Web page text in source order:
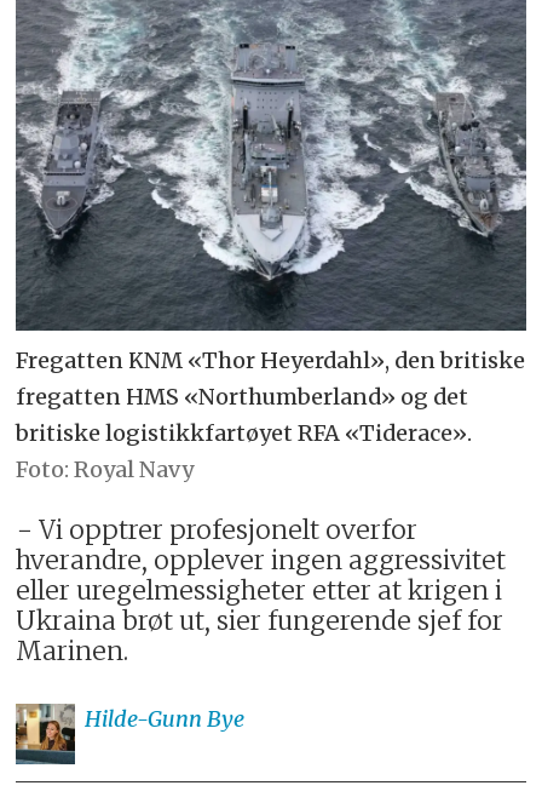
Fregatten KNM «Thor Heyerdahl», den britiske
fregatten HMS «Northumberland» og det
britiske logistikkfartøyet RFA «Tiderace».
Royal Navy
− Vi opptrer profesjonelt overfor
hverandre, opplever ingen aggressivitet
eller uregelmessigheter etter at krigen i
Ukraina brøt ut, sier fungerende sjef for
Marinen.
Hilde-Gunn Bye